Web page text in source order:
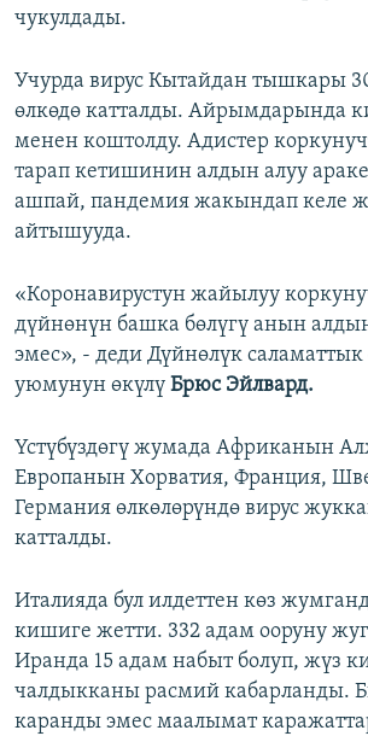
чукулдады.
Учурда вирус Кытайдан тышкары
өлкөдө катталды. Айрымдарында
менен коштолду. Адистер
тарап кетишинин алдын алуу
ашпай, пандемия жакындап келе
айтышууда.
«Коронавирустун жайылуу
дүйнөнүн башка бөлүгү анын
эмес», - деди Дүйнөлүк саламаттык
уюмунун өкүлү Брюс Эйлвард.
Үстүбүздөгү жумада Африканын
Европанын Хорватия, Франция,
Германия өлкөлөрүндө вирус
катталды.
Италияда бул илдеттен көз
кишиге жетти. 332 адам ооруну
Иранда 15 адам набыт болуп, жүз
чалдыкканы расмий кабарланды.
каранды эмес маалымат